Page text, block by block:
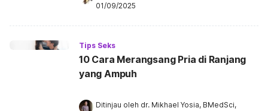
01/09/2025
Tips Seks
10 Cara Merangsang Pria di Ranjang
yang Ampuh
Ditinjau oleh dr. Mikhael Yosia, BMedSci,